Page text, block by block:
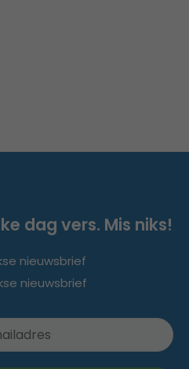
dag vers. Mis niks!
nieuwsbrief
nieuwsbrief